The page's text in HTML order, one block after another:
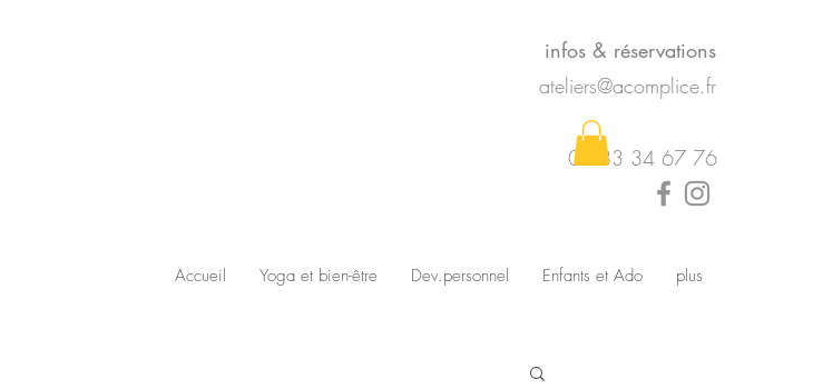
infos & réservations
ateliers@acomplice.fr
07 83 34 67 76
Accueil Yoga et bien-être Dev.personnel Enfants et Ado plus